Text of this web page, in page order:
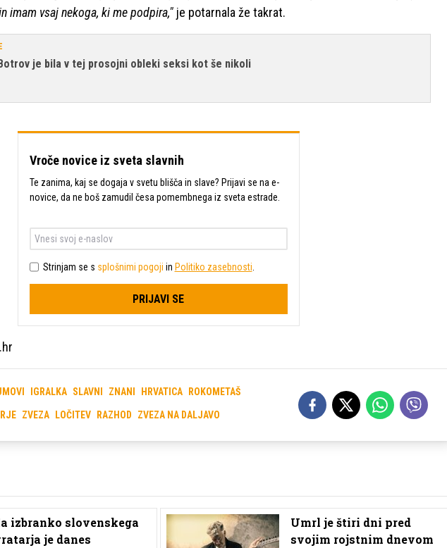
imam vsaj nekoga, ki me podpira," je potarnala že takrat.
je bila v tej prosojni obleki seksi kot še nikoli
Vroče novice iz sveta slavnih
Te zanima, kaj se dogaja v svetu blišča in slave? Prijavi se na e-
novice, da ne boš zamudil česa pomembnega iz sveta estrade.
Strinjam se s splošnimi pogoji in Politiko zasebnosti
PRIJAVI SE
IGRALKA SLAVNI ZNANI HRVATICA ROKOMETAŠ
ZVEZA LOČITEV RAZHOD ZVEZA NA DALJAVO
izbranko slovenskega
je danes
Umrl je štiri dni pred
svojim rojstnim dnevom